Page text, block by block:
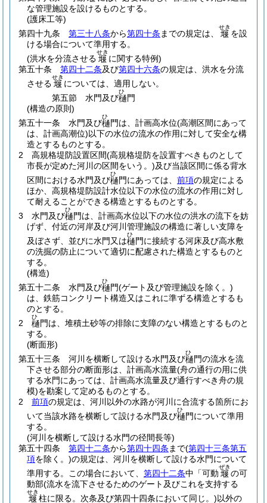
な管理施設を設けるものとする。
(護床工等)
第四十九条
第三十八条から第四十条 までの規定は、 堰
せき
を設
ける場合について準用する。
(洪水を分流させる 堰
せき
に関する特例)
第五十条
第四十二条及び第四十六条の規定は、洪水を分流
させる 堰
せき
については、適用しない。
第五節
水門及び樋
ひ
門
(構造の原則)
第五十一条
水門及び樋
ひ
門は、計画高水位(高潮区間にあって
は、計画高潮位)以下の水位の流水の作用に対して安全な構
造とするものとする。
2
高規格堤防設置区間(高規格堤防を設置すべきものとして
市長が定めた河川の区間をいう。)及び当該区間に係る背水
区間における水門及び樋
ひ
門にあっては、 前項の規定による
ほか、高規格堤防設計水位以下の水位の流水の作用に対し
て耐えることができる構造とするものとする。
3
水門及び樋
ひ
門は、計画高水位以下の水位の洪水の流下を妨
げず、付近の河岸及び河川管理施設の構造に著しい支障を
及ぼさず、並びに水門又は樋
ひ
門に接続する河床及び高水敷
の洗掘の防止について適切に配慮された構造とするものと
する。
(構造)
第五十二条
水門及び樋
ひ
門(ゲート及び管理施設を除く。)
は、鉄筋コンクリート構造又はこれに準ずる構造とするも
のとする。
2
樋
ひ
門は、堆積土砂等の排除に支障のない構造とするものと
する。
(断面形)
第五十三条
河川を横断して設ける水門及び樋
ひ
門の流水を流
下させる部分の断面形は、計画高水流量(舟の通行の用に供
する水門にあっては、計画高水流量及び通行すべき舟の規
模)を勘案して定めるものとする。
2
前項の規定は、河川以外の水路が河川に合流する箇所にお
いて当該水路を横断して設ける水門及び樋
ひ
門について準用
する。
(河川を横断して設ける水門の径間長等)
第五十四条
第四十二条から第四十四条 まで(第四十三条第五
項を除く。)の規定は、河川を横断して設ける水門について
準用する。
この場合において、 第四十二条中「可動 堰
ぜき
の可
動部(流水を流下させるためのゲート及びこれを支持する
堰
せき
柱に限る。次条及び第四十四条において同じ。)以外の